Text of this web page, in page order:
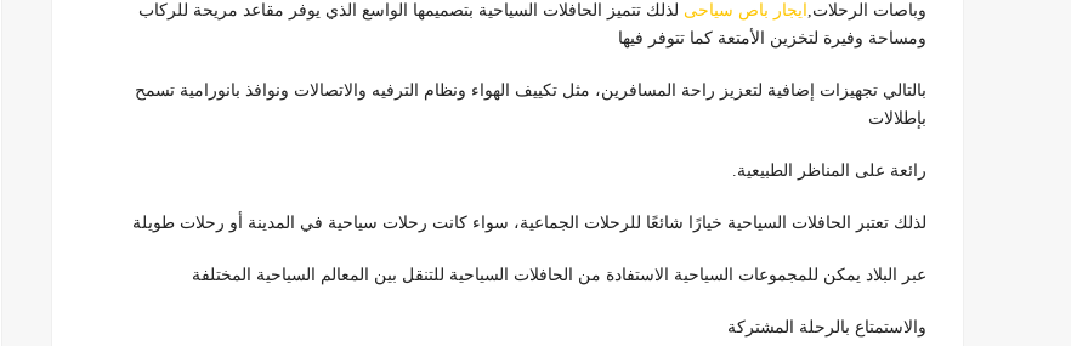
وباصات الرحلات, ايجار باص سياحى لذلك تتميز الحافلات السياحية بتصميمها الواسع الذي يوفر مقاعد مريحة للركاب
ومساحة وفيرة لتخزين الأمتعة كما تتوفر فيها
بالتالي تجهيزات إضافية لتعزيز راحة المسافرين، مثل تكييف الهواء ونظام الترفيه والاتصالات ونوافذ بانورامية تسمح
بإطلالات
رائعة على المناظر الطبيعية.
لذلك تعتبر الحافلات السياحية خيارًا شائعًا للرحلات الجماعية، سواء كانت رحلات سياحية في المدينة أو رحلات طويلة
عبر البلاد يمكن للمجموعات السياحية الاستفادة من الحافلات السياحية للتنقل بين المعالم السياحية المختلفة
والاستمتاع بالرحلة المشتركة